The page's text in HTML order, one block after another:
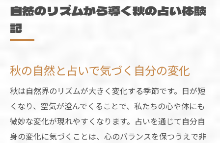
自然のリズムから導く秋の占い体験
記
秋の自然と占いで気づく自分の変化
秋は自然界のリズムが大きく変化する季節です。日が短
くなり、空気が澄んでくることで、私たちの心や体にも
微妙な変化が現れやすくなります。占いを通じて自分自
身の変化に気づくことは、心のバランスを保つうえで非